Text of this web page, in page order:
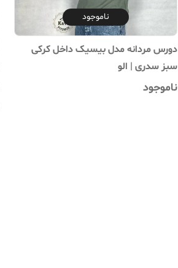
ناموجود
دورس مردانه مدل بیسیک داخل کرکی
سبز سدری | الو
ناموجود